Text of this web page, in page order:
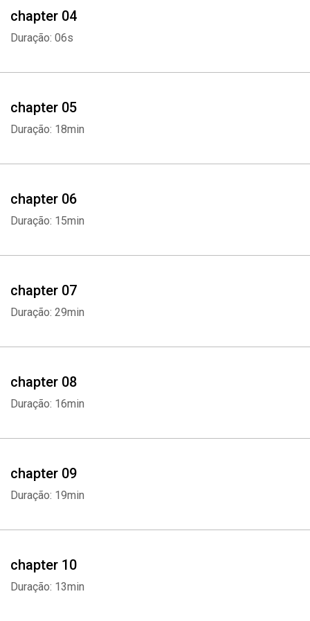
passado não volte a se repetir. "Um testemunho poderoso e
concentração." — Karl Ove Knausgård "Uma contribuição crucial
"Debreczeni escreve com uma clareza cinematográfica, com
determinação em fazer o detalhe triunfar sobre a
desumanização em massa." — The Telegraph
chapter 04
Duração: 06s
chapter 05
Duração: 18min
chapter 06
Duração: 15min
chapter 07
Duração: 29min
chapter 08
Duração: 16min
chapter 09
Duração: 19min
chapter 10
Duração: 13min